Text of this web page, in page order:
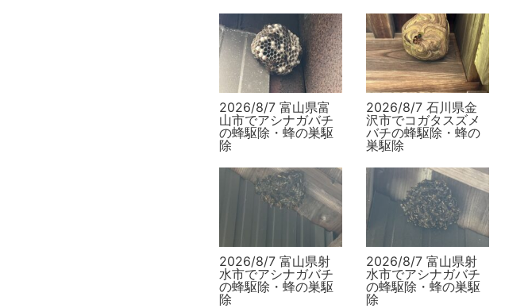
2026/8/7 富山県富
山市でアシナガバチ
の蜂駆除・蜂の巣駆
除
2026/8/7 石川県金
沢市でコガタスズメ
バチの蜂駆除・蜂の
巣駆除
2026/8/7 富山県射
水市でアシナガバチ
の蜂駆除・蜂の巣駆
除
2026/8/7 富山県射
水市でアシナガバチ
の蜂駆除・蜂の巣駆
除